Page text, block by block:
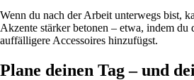
Wenn du nach der Arbeit unterwegs bist,
Akzente stärker betonen – etwa, indem du
auffälligere Accessoires hinzufügst.
Plane deinen Tag – und